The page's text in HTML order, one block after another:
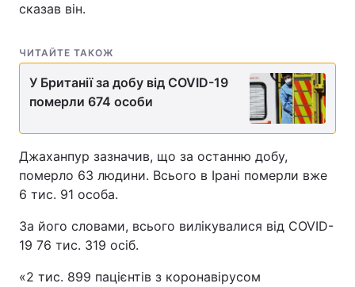
сказав він.
ЧИТАЙТЕ ТАКОЖ
У Британії за добу від COVID-19
померли 674 особи
Джаханпур зазначив, що за останню добу,
померло 63 людини. Всього в Ірані померли вже
6 тис. 91 особа.
За його словами, всього вилікувалися від COVID-
19 76 тис. 319 осіб.
«2 тис. 899 пацієнтів з коронавірусом